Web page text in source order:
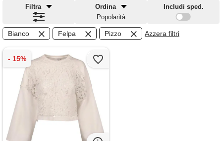
Filtra
Ordina
Popolarità
Includi sped.
Bianco Felpa Pizzo Azzera filtri